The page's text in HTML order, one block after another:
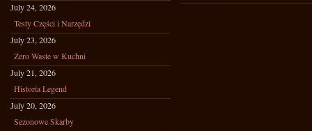
July 24, 2026
Testy Części i Narzędzi
July 23, 2026
Zero Waste w Kuchni
July 21, 2026
Historia Legend
July 20, 2026
Sezonowe Skarby